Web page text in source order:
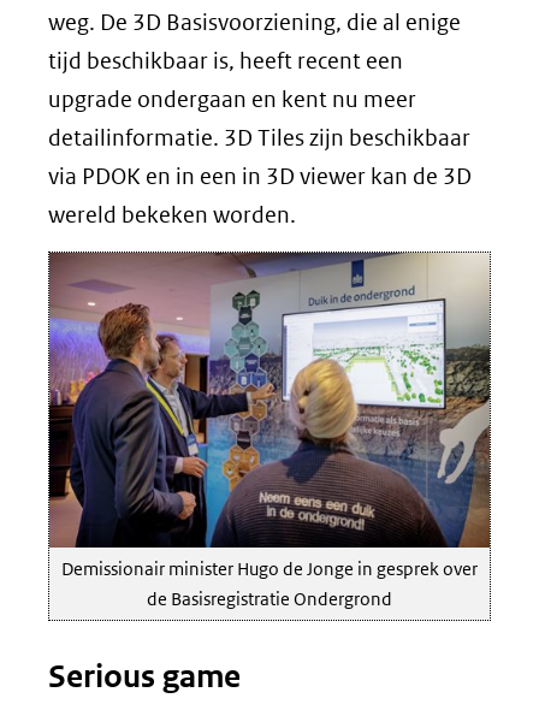
weg. De 3D Basisvoorziening, die al enige
tijd beschikbaar is, heeft recent een
upgrade ondergaan en kent nu meer
detailinformatie. 3D Tiles zijn beschikbaar
via PDOK en in een in 3D viewer kan de 3D
wereld bekeken worden.
Demissionair minister Hugo de Jonge in gesprek over
de Basisregistratie Ondergrond
Serious game